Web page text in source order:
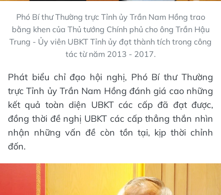
Phó Bí thư Thường trực Tỉnh ủy Trần Nam Hồng trao
bằng khen của Thủ tướng Chính phủ cho ông Trần Hậu
Trung - Ủy viên UBKT Tỉnh ủy đạt thành tích trong công
tác từ năm 2013 - 2017.
Phát biểu chỉ đạo hội nghị, Phó Bí thư Thường
trực Tỉnh ủy Trần Nam Hồng đánh giá cao những
kết quả toàn diện UBKT các cấp đã đạt được,
đồng thời đề nghị UBKT các cấp thẳng thắn nhìn
nhận những vấn đề còn tồn tại, kịp thời chỉnh
đốn.